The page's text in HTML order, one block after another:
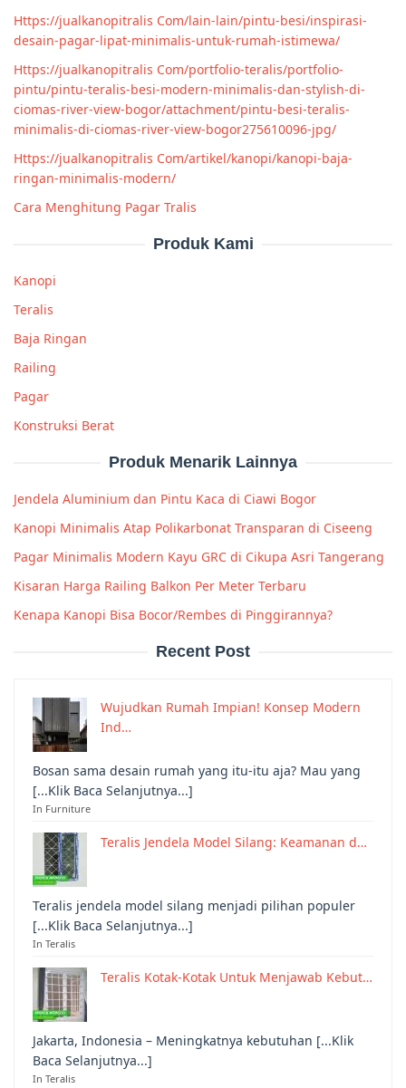
Https://jualkanopitralis Com/lain-lain/pintu-besi/inspirasi-
desain-pagar-lipat-minimalis-untuk-rumah-istimewa/
Https://jualkanopitralis Com/portfolio-teralis/portfolio-
pintu/pintu-teralis-besi-modern-minimalis-dan-stylish-di-
ciomas-river-view-bogor/attachment/pintu-besi-teralis-
minimalis-di-ciomas-river-view-bogor275610096-jpg/
Https://jualkanopitralis Com/artikel/kanopi/kanopi-baja-
ringan-minimalis-modern/
Cara Menghitung Pagar Tralis
Produk Kami
Kanopi
Teralis
Baja Ringan
Railing
Pagar
Konstruksi Berat
Produk Menarik Lainnya
Jendela Aluminium dan Pintu Kaca di Ciawi Bogor
Kanopi Minimalis Atap Polikarbonat Transparan di Ciseeng
Pagar Minimalis Modern Kayu GRC di Cikupa Asri Tangerang
Kisaran Harga Railing Balkon Per Meter Terbaru
Kenapa Kanopi Bisa Bocor/Rembes di Pinggirannya?
Recent Post
Wujudkan Rumah Impian! Konsep Modern
Ind…
Bosan sama desain rumah yang itu-itu aja? Mau yang
[...Klik Baca Selanjutnya...]
In Furniture
Teralis Jendela Model Silang: Keamanan d…
Teralis jendela model silang menjadi pilihan populer
[...Klik Baca Selanjutnya...]
In Teralis
Teralis Kotak-Kotak Untuk Menjawab Kebut…
Jakarta, Indonesia – Meningkatnya kebutuhan [...Klik
Baca Selanjutnya...]
In Teralis